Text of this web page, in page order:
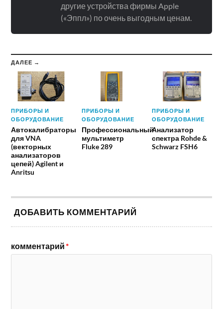
другие устройства фирмы Apple
(«Эппл») по очень выгодным ценам.
ДАЛЕЕ →
ПРИБОРЫ И
ОБОРУДОВАНИЕ
Автокалибраторы
для VNA
(векторных
анализаторов
цепей) Agilent и
Anritsu
ПРИБОРЫ И
ОБОРУДОВАНИЕ
Профессиональный
мультиметр
Fluke 289
ПРИБОРЫ И
ОБОРУДОВАНИЕ
Анализатор
спектра Rohde &
Schwarz FSH6
ДОБАВИТЬ КОММЕНТАРИЙ
комментарий*